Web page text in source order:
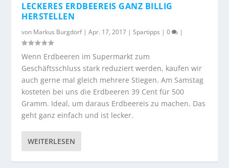
LECKERES ERDBEEREIS GANZ BILLIG
HERSTELLEN
von Markus Burgdorf|Apr. 17, 2017 |Spartipps |0 |
Wenn Erdbeeren im Supermarkt zum
Geschäftsschluss stark reduziert werden, kaufen wir
auch gerne mal gleich mehrere Stiegen. Am Samstag
kosteten bei uns die Erdbeeren 39 Cent für 500
Gramm. Ideal, um daraus Erdbeereis zu machen. Das
geht ganz einfach und ist lecker.
WEITERLESEN